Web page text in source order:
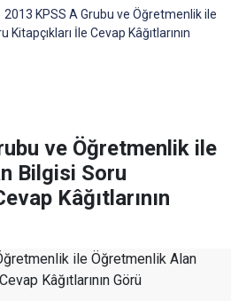
2013 KPSS A Grubu ve Öğretmenlik ile
İle Cevap Kâğıtlarının
ve Öğretmenlik ile
Bilgisi Soru
Kâğıtlarının